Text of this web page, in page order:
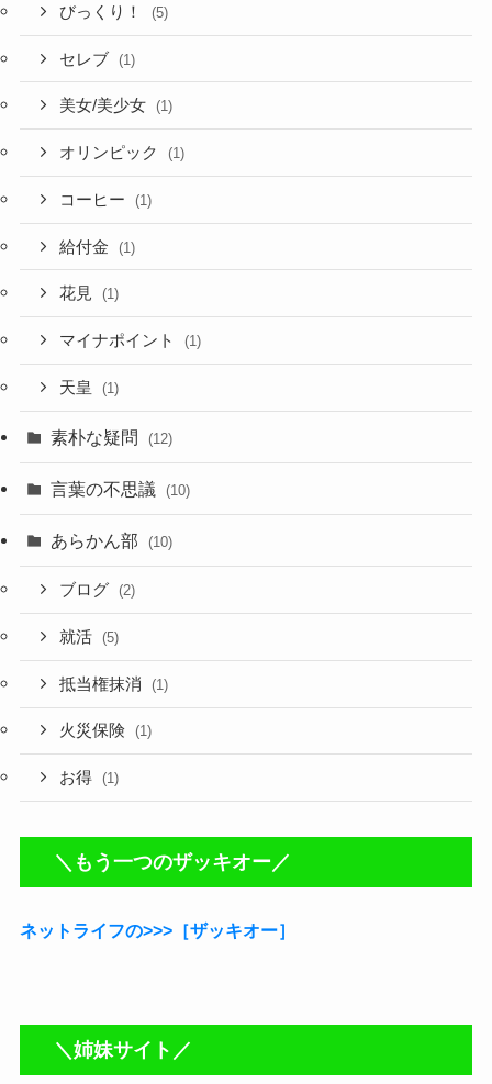
びっくり！ (5)
セレブ (1)
美女/美少女 (1)
オリンピック (1)
コーヒー (1)
給付金 (1)
花見 (1)
マイナポイント (1)
天皇 (1)
素朴な疑問 (12)
言葉の不思議 (10)
あらかん部 (10)
ブログ (2)
就活 (5)
抵当権抹消 (1)
火災保険 (1)
お得 (1)
＼もう一つのザッキオー／
ネットライフの>>>［ザッキオー］
＼姉妹サイト／